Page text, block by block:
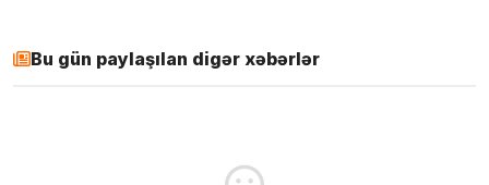
Bu gün paylaşılan digər xəbərlər